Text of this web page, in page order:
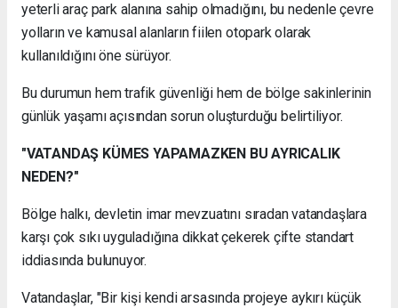
yeterli araç park alanına sahip olmadığını, bu nedenle çevre
yolların ve kamusal alanların fiilen otopark olarak
kullanıldığını öne sürüyor.
Bu durumun hem trafik güvenliği hem de bölge sakinlerinin
günlük yaşamı açısından sorun oluşturduğu belirtiliyor.
"VATANDAŞ KÜMES YAPAMAZKEN BU AYRICALIK
NEDEN?"
Bölge halkı, devletin imar mevzuatını sıradan vatandaşlara
karşı çok sıkı uyguladığına dikkat çekerek çifte standart
iddiasında bulunuyor.
Vatandaşlar, "Bir kişi kendi arsasında projeye aykırı küçük